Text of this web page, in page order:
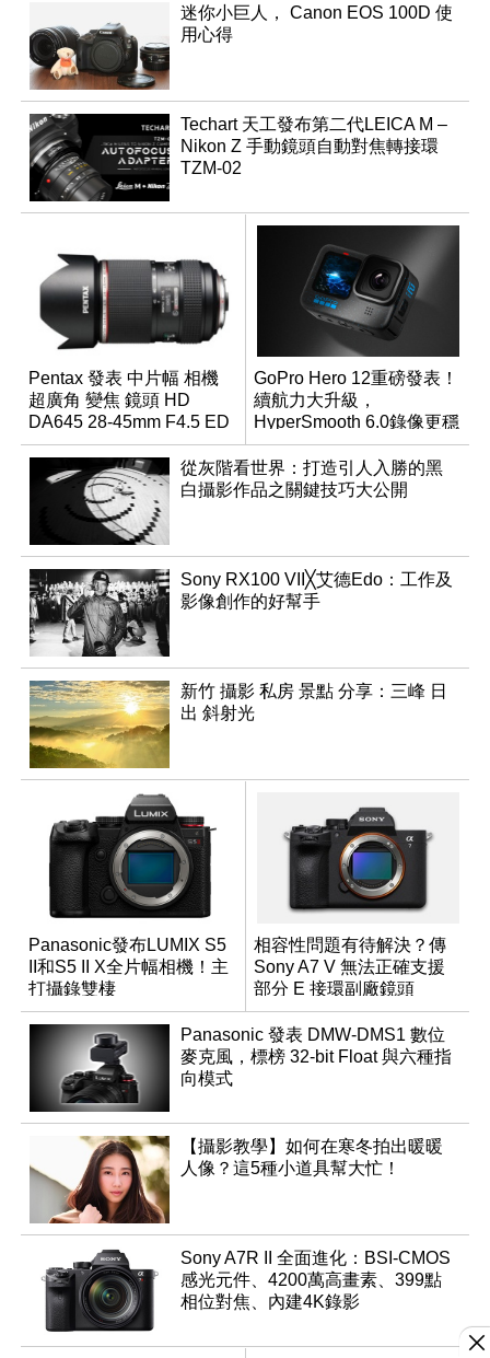
迷你小巨人， Canon EOS 100D 使
用心得
Techart 天工發布第二代LEICA M –
Nikon Z 手動鏡頭自動對焦轉接環
TZM-02
Pentax 發表 中片幅 相機
超廣角 變焦 鏡頭 HD
DA645 28-45mm F4.5 ED
AW SR
GoPro Hero 12重磅發表！
續航力大升級，
HyperSmooth 6.0錄像更穩
定
從灰階看世界：打造引人入勝的黑
白攝影作品之關鍵技巧大公開
Sony RX100 VII╳艾德Edo：工作及
影像創作的好幫手
新竹 攝影 私房 景點 分享：三峰 日
出 斜射光
Panasonic發布LUMIX S5
II和S5 II X全片幅相機！主
打攝錄雙棲
相容性問題有待解決？傳
Sony A7 V 無法正確支援
部分 E 接環副廠鏡頭
Panasonic 發表 DMW-DMS1 數位
麥克風，標榜 32-bit Float 與六種指
向模式
【攝影教學】如何在寒冬拍出暖暖
人像？這5種小道具幫大忙！
Sony A7R II 全面進化：BSI-CMOS
感光元件、4200萬高畫素、399點
相位對焦、內建4K錄影